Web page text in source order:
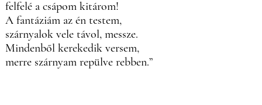
felfelé a csápom kitárom!
A fantáziám az én testem,
szárnyalok vele távol, messze.
Mindenből kerekedik versem,
merre szárnyam repülve rebben.”